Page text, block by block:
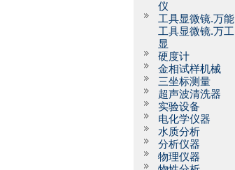
仪
工具显微镜.万能
工具显微镜.万工
显
硬度计
金相试样机械
三坐标测量
超声波清洗器
实验设备
电化学仪器
水质分析
分析仪器
物理仪器